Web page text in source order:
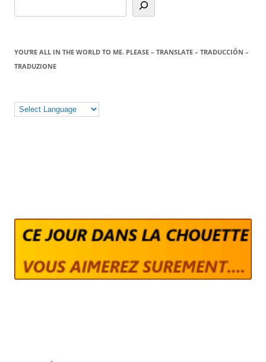
YOU’RE ALL IN THE WORLD TO ME. PLEASE – TRANSLATE – TRADUCCIÓN –
TRADUZIONE